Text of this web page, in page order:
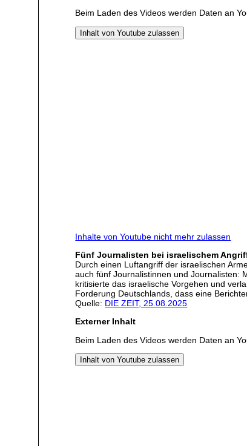
Beim Laden des Videos werden Daten an
Inhalt von Youtube zulassen
Inhalte von Youtube nicht mehr zulassen
Fünf Journalisten bei israelischem
Durch einen Luftangriff der israelischen
auch fünf Journalistinnen und Journalisten:
kritisierte das israelische Vorgehen und
Forderung Deutschlands, dass eine
Quelle: DIE ZEIT, 25.08.2025
Externer Inhalt
Beim Laden des Videos werden Daten an
Inhalt von Youtube zulassen